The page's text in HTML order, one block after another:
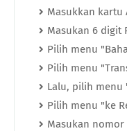
Masukkan kartu
Masukan 6 digit
Pilih menu
Pilih menu
Lalu, pilih menu
Pilih menu "ke
Masukan